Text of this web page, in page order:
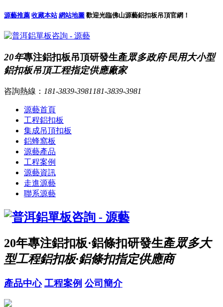
源藝推薦 收藏本站 網站地圖 歡迎光臨佛山源藝鋁扣板吊頂官網！
20年專注鋁扣板吊頂研發生產眾多政府·民用大小型
鋁扣板吊頂工程指定供應廠家
咨詢熱線： 181-3839-3981 181-3839-3981
源藝首頁
工程鋁扣板
集成吊頂扣板
鋁蜂窩板
源藝產品
工程案例
源藝資訊
走進源藝
聯系源藝
20年專注鋁扣板·鋁條扣研發生產眾多大
型工程鋁扣板·鋁條扣指定供應商
產品中心 工程案例 公司簡介